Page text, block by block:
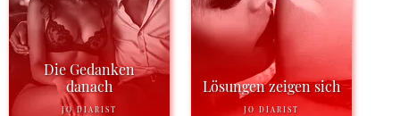
Die Gedanken
danach
JO DIARIST
Lösungen zeigen sich
JO DIARIST